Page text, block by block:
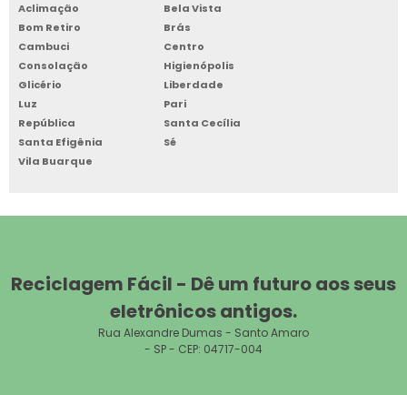
DESCARTE DE ELETRODOMÉSTICOS
DESCARTE DE LIXO ELETRÔNICO SP
COLETA DE RESÍDUOS DE COBRE
DESCARTE DE CELULAR
DESCARTE DE APARELHOS ELETRÔNICOS
COLETA DE RECICLAGEM DE PEÇAS DE CARRO
Aclimação
Bela Vista
Bom Retiro
Brás
Cambuci
Centro
Consolação
Higienópolis
Glicério
Liberdade
Luz
Pari
República
Santa Cecília
Santa Efigênia
Sé
Vila Buarque
Reciclagem Fácil - Dê um futuro aos seus
eletrônicos antigos.
Rua Alexandre Dumas - Santo Amaro
- SP - CEP: 04717-004